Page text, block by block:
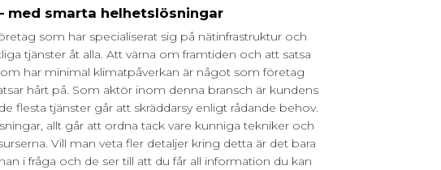
med smarta helhetslösningar
som har specialiserat sig på nätinfrastruktur och
tjänster åt alla. Att värna om framtiden och att satsa
har minimal klimatpåverkan är något som företag
hårt på. Som aktör inom denna bransch är kundens
flesta tjänster går att skräddarsy enligt rådande behov.
allt går att ordna tack vare kunniga tekniker och
Vill man veta fler detaljer kring detta är det bara
i fråga och de ser till att du får all information du kan